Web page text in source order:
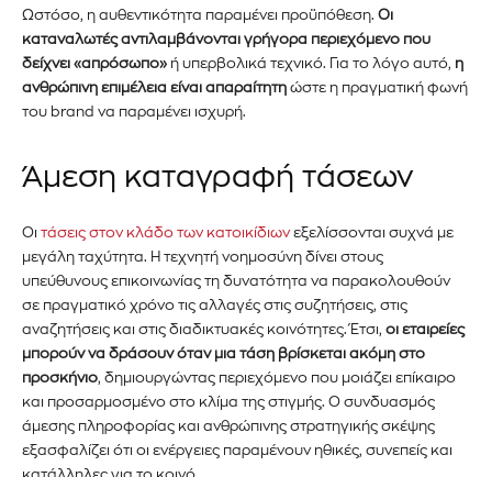
αγοράς.
Για να εγγραφείτε, απλώς εισάγετε τη διεύθυνση email σας
στον ιστότοπό μας ή κάντε κλικ στο κουμπί εγγραφής
παρακάτω. Μην ανησυχείτε, σεβόμαστε την ιδιωτικότητά σας
πληροφορίες σας είναι ασφαλείς μαζί μας.
ΕΓΓΡΑΦΉ!
Διάβασα και αποδέχομαι την Πολιτική Απορρήτου
Ωστόσο, η αυθεντικότητα παραμένει προϋπόθεση. Οι
καταναλωτές αντιλαμβάνονται γρήγορα περιεχόμενο που
δείχνει «απρόσωπο» ή υπερβολικά τεχνικό. Για το λόγο αυτό, η
ανθρώπινη επιμέλεια είναι απαραίτητη ώστε η πραγματική φωνή
του brand να παραμένει ισχυρή.
Άμεση καταγραφή τάσεων
Οι τάσεις στον κλάδο των κατοικίδιωνεξελίσσονται συχνά με
μεγάλη ταχύτητα. Η τεχνητή νοημοσύνη δίνει στους
υπεύθυνους επικοινωνίας τη δυνατότητα να παρακολουθούν
σε πραγματικό χρόνο τις αλλαγές στις συζητήσεις, στις
αναζητήσεις και στις διαδικτυακές κοινότητες. Έτσι, οι εταιρείες
μπορούν να δράσουν όταν μια τάση βρίσκεται ακόμη στο
προσκήνιο, δημιουργώντας περιεχόμενο που μοιάζει επίκαιρο
και προσαρμοσμένο στο κλίμα της στιγμής. Ο συνδυασμός
άμεσης πληροφορίας και ανθρώπινης στρατηγικής σκέψης
εξασφαλίζει ότι οι ενέργειες παραμένουν ηθικές, συνεπείς και
κατάλληλες για το κοινό.